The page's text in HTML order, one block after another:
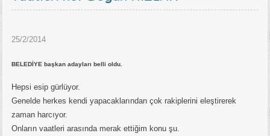
25/2/2014
BELEDİYE başkan adayları belli oldu.
Hepsi esip gürlüyor.
Genelde herkes kendi yapacaklarından çok rakiplerini eleştirerek
zaman harcıyor.
Onların vaatleri arasında merak ettiğim konu şu.